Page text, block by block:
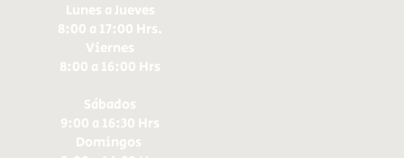
Lunes a Jueves
8:00 a 17:00 Hrs.
Viernes
8:00 a 16:00 Hrs​
Sábados
9:00 a 16:30 Hrs
Domingos